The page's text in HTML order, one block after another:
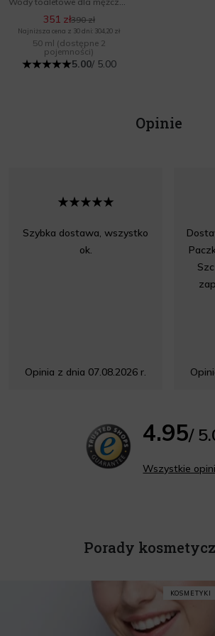
351 zł390 zł
Najniższa cena z 30 dni: 304,20 zł
50 ml (dostępne 2
pojemności)
5.00/ 5.00
Opinie
Szybka dostawa, wszystko
ok.
Opinia z dnia 07.08.2026 r.
4.95/
Wszystkie
Porady
KOSMETYKI